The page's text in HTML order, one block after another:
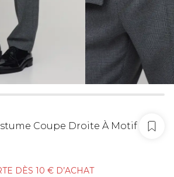
Coupe Droite À Motif
DÈS 10 € D’ACHAT